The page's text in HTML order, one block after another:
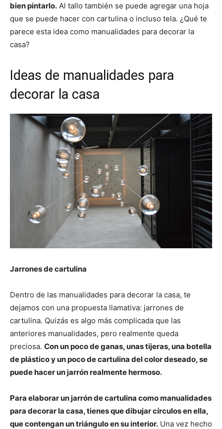
bien pintarlo. Al tallo también se puede agregar una hoja
que se puede hacer con cartulina o incluso tela. ¿Qué te
parece esta idea como manualidades para decorar la
casa?
Ideas de manualidades para
decorar la casa
Jarrones de cartulina
Dentro de las manualidades para decorar la casa, te
dejamos con una propuesta llamativa: jarrones de
cartulina. Quizás es algo más complicada que las
anteriores manualidades, pero realmente queda
preciosa. Con un poco de ganas, unas tijeras, una botella
de plástico y un poco de cartulina del color deseado, se
puede hacer un jarrón realmente hermoso.
Para elaborar un jarrón de cartulina como manualidades
para decorar la casa, tienes que dibujar círculos en ella,
que contengan un triángulo en su interior. Una vez hecho